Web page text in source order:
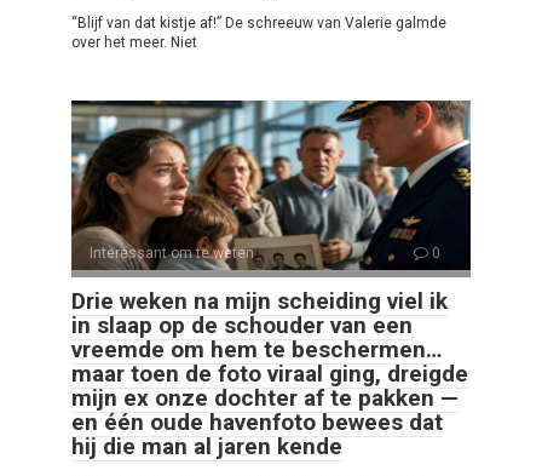
“Blijf van dat kistje af!” De schreeuw van Valerie galmde
over het meer. Niet
Interessant om te weten 0
Drie weken na mijn scheiding viel ik
in slaap op de schouder van een
vreemde om hem te beschermen…
maar toen de foto viraal ging, dreigde
mijn ex onze dochter af te pakken —
en één oude havenfoto bewees dat
hij die man al jaren kende